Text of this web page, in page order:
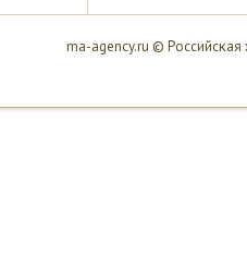
ma-agency.ru ©